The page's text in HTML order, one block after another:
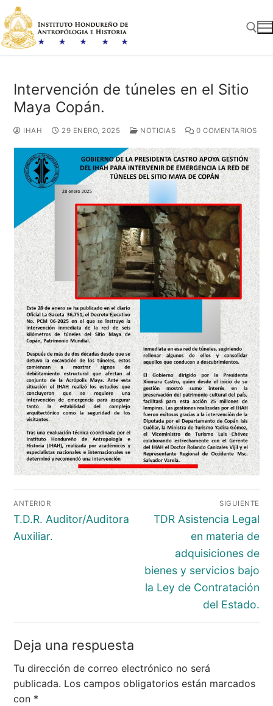
al
contenido
Intervención de túneles en el Sitio
Maya Copán.
IHAH 29 ENERO, 2025 NOTICIAS 0 COMENTARIOS
Navegación
de
entradas
ANTERIOR
Entrada
anterior:
T.D.R. Auditor/Auditora
Auxiliar.
SIGUIENTE
Entrada
siguiente:
TDR Asistencia Legal
en materia de
adquisiciones de
bienes y servicios bajo
la Ley de Contratación
del Estado.
Deja una respuesta
Tu dirección de correo electrónico no será
publicada. Los campos obligatorios están marcados
con *